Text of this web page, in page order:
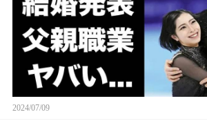
2024/07/09